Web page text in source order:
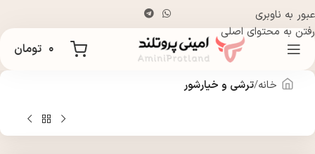
عبور به ناوبری
رفتن به محتوای اصلی
۰ تومان
خانه ترشی و خیارشور